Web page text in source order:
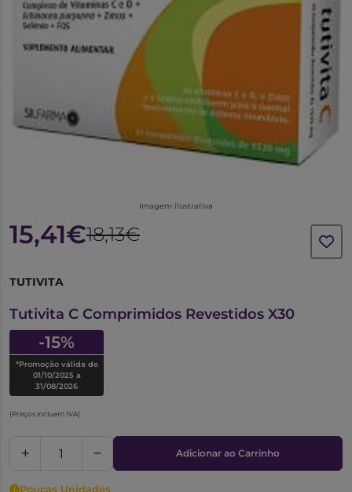
Imagem ilustrativa
15,41€18,13€
TUTIVITA
Tutivita C Comprimidos Revestidos X30
-15%
*Promoção válida de
01/10/2025 a
31/08/2026
(Preços incluem IVA)
Adicionar ao Carrinho
Poucas Unidades